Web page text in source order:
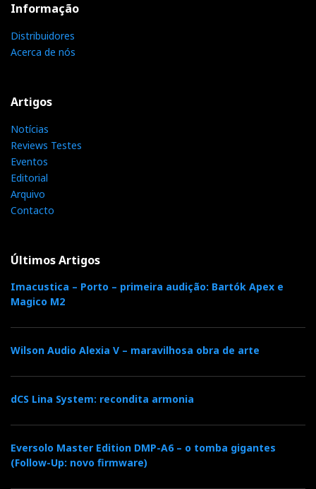
Informação
Distribuidores
Acerca de nós
Artigos
Notícias
Reviews Testes
Eventos
Editorial
Arquivo
Contacto
Últimos Artigos
Imacustica – Porto – primeira audição: Bartók Apex e
Magico M2
Wilson Audio Alexia V – maravilhosa obra de arte
dCS Lina System: recondita armonia
Eversolo Master Edition DMP-A6 – o tomba gigantes
(Follow-Up: novo firmware)